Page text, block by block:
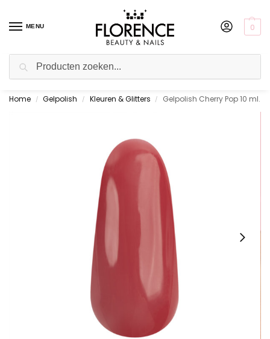
MENU 0
Gratis ophalen in de showroom
Home / Gelpolish / Kleuren & Glitters / Gelpolish Cherry Pop 10 ml.